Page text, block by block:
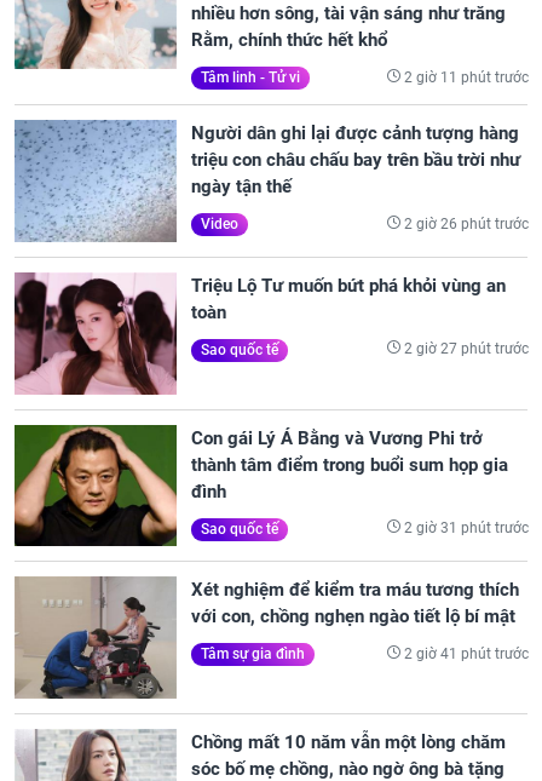
nhiều hơn sông, tài vận sáng như trăng
Rằm, chính thức hết khổ
Tâm linh - Tử vi 2 giờ 11 phút trước
Người dân ghi lại được cảnh tượng hàng
triệu con châu chấu bay trên bầu trời như
ngày tận thế
Video 2 giờ 26 phút trước
Triệu Lộ Tư muốn bứt phá khỏi vùng an
toàn
Sao quốc tế 2 giờ 27 phút trước
Con gái Lý Á Bằng và Vương Phi trở
thành tâm điểm trong buổi sum họp gia
đình
Sao quốc tế 2 giờ 31 phút trước
Xét nghiệm để kiểm tra máu tương thích
với con, chồng nghẹn ngào tiết lộ bí mật
Tâm sự gia đình 2 giờ 41 phút trước
Chồng mất 10 năm vẫn một lòng chăm
sóc bố mẹ chồng, nào ngờ ông bà tặng